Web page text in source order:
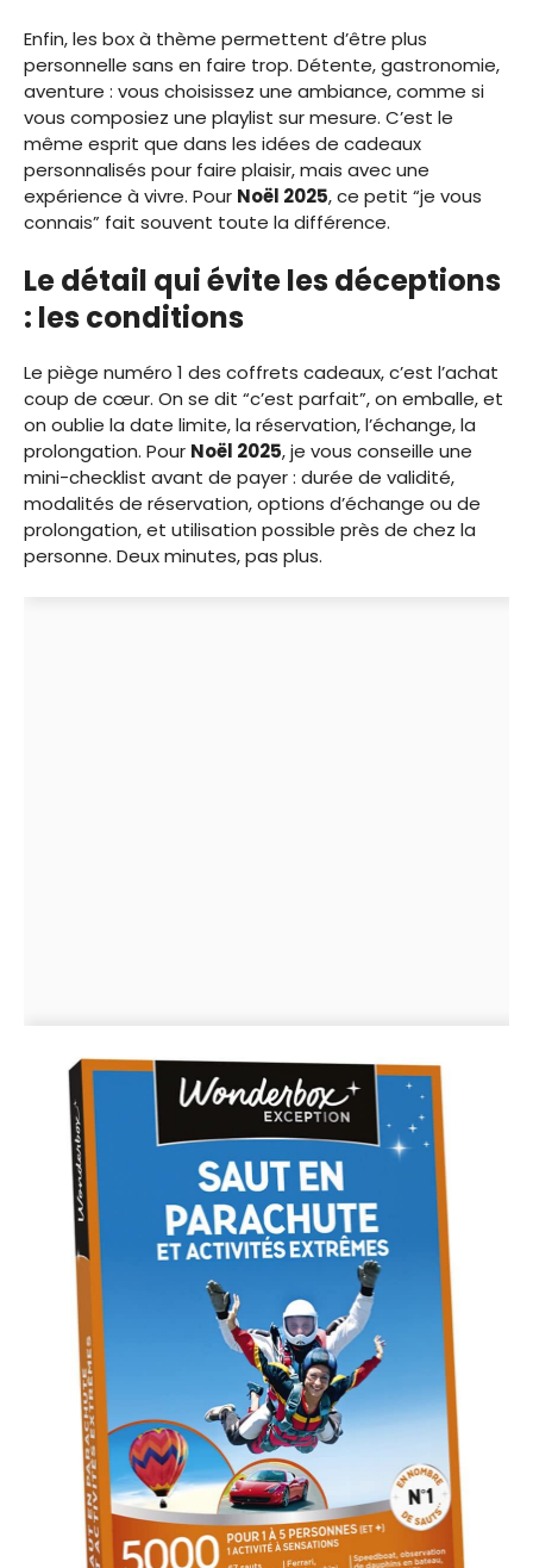
Enfin, les box à thème permettent d’être plus
personnelle sans en faire trop. Détente, gastronomie,
aventure : vous choisissez une ambiance, comme si
vous composiez une playlist sur mesure. C’est le
même esprit que dans les idées de cadeaux
personnalisés pour faire plaisir, mais avec une
expérience à vivre. Pour Noël 2025, ce petit “je vous
connais” fait souvent toute la différence.
Le détail qui évite les déceptions
: les conditions
Le piège numéro 1 des coffrets cadeaux, c’est l’achat
coup de cœur. On se dit “c’est parfait”, on emballe, et
on oublie la date limite, la réservation, l’échange, la
prolongation. Pour Noël 2025, je vous conseille une
mini-checklist avant de payer : durée de validité,
modalités de réservation, options d’échange ou de
prolongation, et utilisation possible près de chez la
personne. Deux minutes, pas plus.